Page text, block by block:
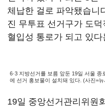
체납한 걸로 파악됐습니
진 무투표 선거구가 도
혈입성 통로가 되고 있
6·3 지방선거를 보름 앞둔 19일 서울
에 선거 홍보물이 설치돼 있다. (사진=뉴
19일 중앙선거관리위원